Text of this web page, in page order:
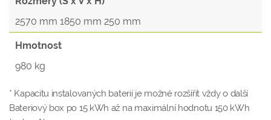
2570 mm 1850 mm 250 mm
Hmotnost
980 kg
* Kapacitu instalovaných baterií je možné rozšířit vždy o další
Bateriový box po 15 kWh až na maximální hodnotu 150 kWh